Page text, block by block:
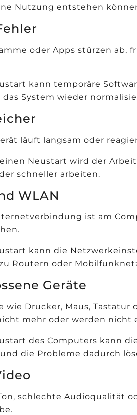
Nutzung entstehen
oder Apps stürzen ab,
kann temporäre
System wieder
läuft langsam oder
Neustart wird der
schneller arbeiten.
WLAN
ist am
kann die
Routern oder
Geräte
wie Drucker, Maus, Tastatur
mehr oder werden nicht
des Computers kann
die Probleme dadurch
schlechte Audioqualität